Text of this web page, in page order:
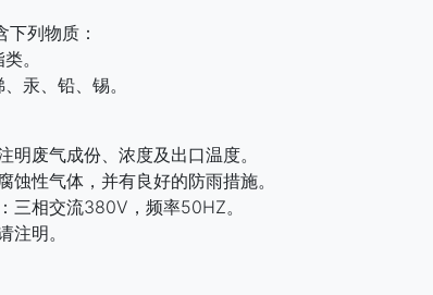
列物质：
。
、铅、锡。
废气成份、浓度及出口温度。
性气体，并有良好的防雨措施。
相交流380V，频率50HZ。
明。